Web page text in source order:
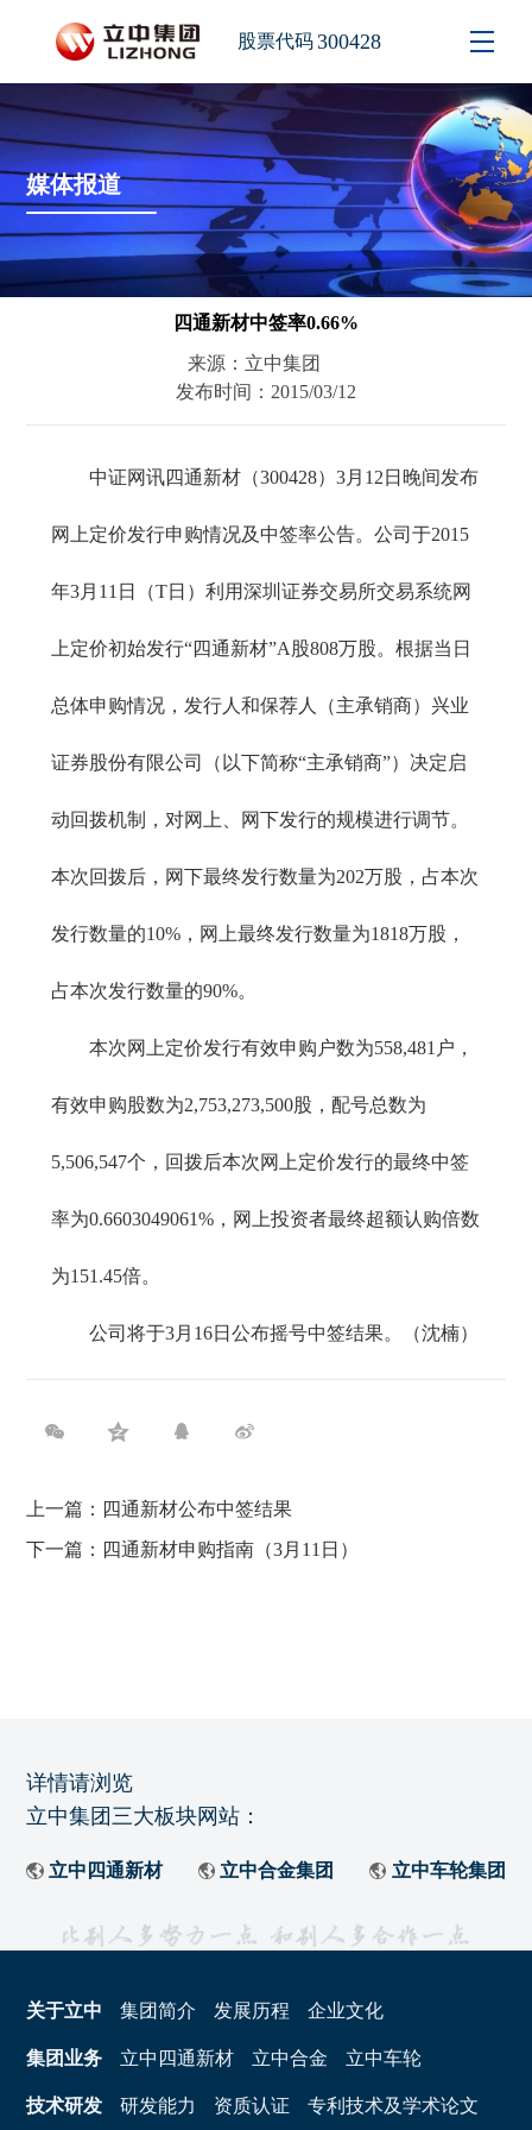
股票代码 300428
媒体报道
四通新材中签率0.66%
来源：立中集团
发布时间：2015/03/12
中证网讯四通新材（300428）3月12日晚间发布
网上定价发行申购情况及中签率公告。公司于2015
年3月11日（T日）利用深圳证券交易所交易系统网
上定价初始发行“四通新材”A股808万股。根据当日
总体申购情况，发行人和保荐人（主承销商）兴业
证券股份有限公司（以下简称“主承销商”）决定启
动回拨机制，对网上、网下发行的规模进行调节。
本次回拨后，网下最终发行数量为202万股，占本次
发行数量的10%，网上最终发行数量为1818万股，
占本次发行数量的90%。
本次网上定价发行有效申购户数为558,481户，
有效申购股数为2,753,273,500股，配号总数为
5,506,547个，回拨后本次网上定价发行的最终中签
率为0.6603049061%，网上投资者最终超额认购倍数
为151.45倍。
公司将于3月16日公布摇号中签结果。（沈楠）
上一篇：四通新材公布中签结果
下一篇：四通新材申购指南（3月11日）
详情请浏览
立中集团三大板块网站：
立中四通新材 立中合金集团 立中车轮集团
关于立中 集团简介 发展历程 企业文化
集团业务 立中四通新材 立中合金 立中车轮
技术研发 研发能力 资质认证 专利技术及学术论文